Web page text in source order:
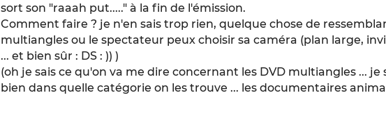
sort son "raaah put....." à la fin de l'émission.
Comment faire ? je n'en sais trop rien, quelque chose de
multiangles ou le spectateur peux choisir sa caméra (plan large,
... et bien sûr : DS : )) )
(oh je sais ce qu'on va me dire concernant les DVD multiangles ... je
bien dans quelle catégorie on les trouve ... les documentaires